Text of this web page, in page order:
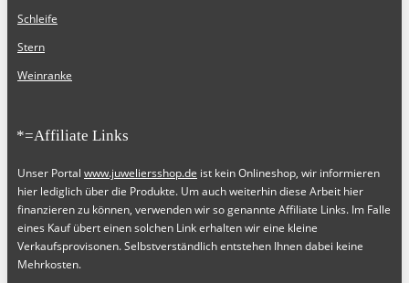
Schleife
Stern
Weinranke
*=Affiliate Links
Unser Portal www.juweliersshop.de ist kein Onlineshop, wir informieren
hier lediglich über die Produkte. Um auch weiterhin diese Arbeit hier
finanzieren zu können, verwenden wir so genannte Affiliate Links. Im Falle
eines Kauf übert einen solchen Link erhalten wir eine kleine
Verkaufsprovisonen. Selbstverständlich entstehen Ihnen dabei keine
Mehrkosten.